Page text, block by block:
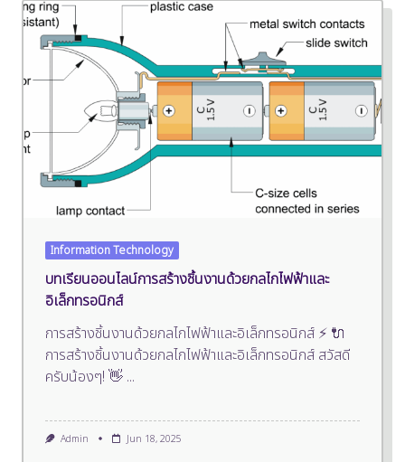
Information Technology
บทเรียนออนไลน์การสร้างชิ้นงานด้วยกลไกไฟฟ้าและ
อิเล็กทรอนิกส์
การสร้างชิ้นงานด้วยกลไกไฟฟ้าและอิเล็กทรอนิกส์ ⚡ 🔌
การสร้างชิ้นงานด้วยกลไกไฟฟ้าและอิเล็กทรอนิกส์ สวัสดี
ครับน้องๆ! 👋 ...
Admin Jun 18, 2025